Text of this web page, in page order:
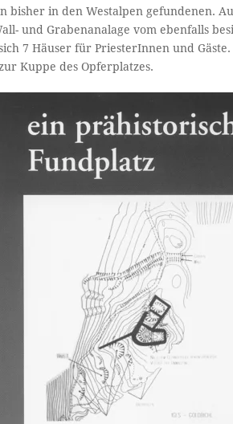
in den Westalpen gefundenen.
und Grabenanalage vom ebenfalls
7 Häuser für PriesterInnen und
Kuppe des Opferplatzes.